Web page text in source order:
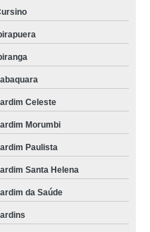
Celeste
Morumbi
Paulista
Santa Helena
da Saúde